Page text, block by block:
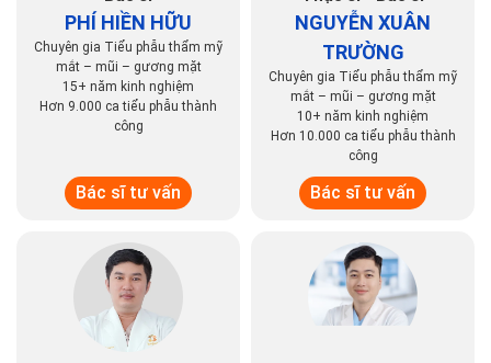
PHÍ HIỀN HỮU
Chuyên gia Tiểu phẫu thẩm mỹ
mắt – mũi – gương mặt
15+ năm kinh nghiệm
Hơn 9.000 ca tiểu phẫu thành
công
Bác sĩ tư vấn
NGUYỄN XUÂN
TRƯỜNG
Chuyên gia Tiểu phẫu thẩm mỹ
mắt – mũi – gương mặt
10+ năm kinh nghiệm
Hơn 10.000 ca tiểu phẫu thành
công
Bác sĩ tư vấn